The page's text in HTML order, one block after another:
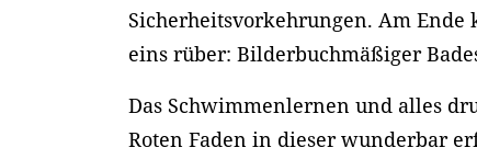
Sicherheitsvorkehrungen. Am
eins rüber: Bilderbuchmäßiger
Das Schwimmenlernen und alles
Roten Faden in dieser wunderbar